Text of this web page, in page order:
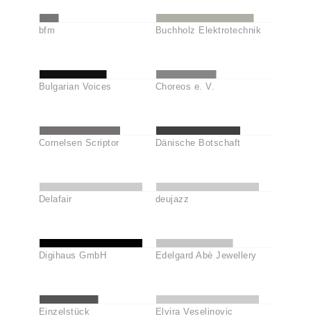
bfm Buchholz Elektrotechnik
Bulgarian Voices Choreos e. V.
Cornelsen Scriptor Dänische Botschaft
Delafair deujazz
Digihaus GmbH Edelgard Abè Jewellery
Einzelstück Elvira Veselinovic